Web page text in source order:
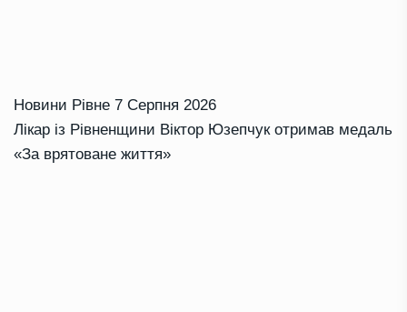
Новини Рівне 7 Серпня 2026
Лікар із Рівненщини Віктор Юзепчук отримав медаль
«За врятоване життя»